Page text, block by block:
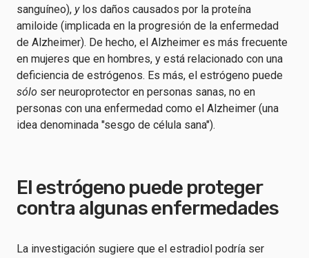
sanguíneo), ylos daños causados por la proteína
amiloide (implicada en la progresión de la enfermedad
de Alzheimer). De hecho, el Alzheimer es más frecuente
en mujeres que en hombres, y está relacionado con una
deficiencia de estrógenos. Es más, el estrógeno puede
sólo ser neuroprotector en personas sanas, no en
personas con una enfermedad como el Alzheimer (una
idea denominada "sesgo de célula sana").
El estrógeno puede proteger
contra algunas enfermedades
La investigación sugiere que el estradiol podría ser